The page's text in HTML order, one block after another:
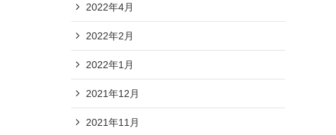
2022年4月
2022年2月
2022年1月
2021年12月
2021年11月